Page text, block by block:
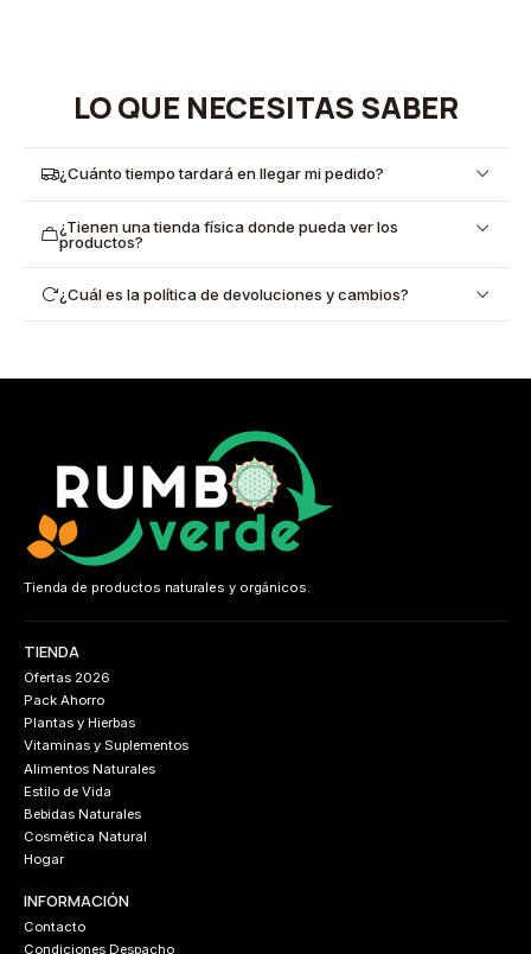
LO QUE NECESITAS SABER
¿Cuánto tiempo tardará en llegar mi pedido?
¿Tienen una tienda física donde pueda ver los
productos?
¿Cuál es la política de devoluciones y cambios?
Tienda de productos naturales y orgánicos.
TIENDA
Ofertas 2026
Pack Ahorro
Plantas y Hierbas
Vitaminas y Suplementos
Alimentos Naturales
Estilo de Vida
Bebidas Naturales
Cosmética Natural
Hogar
INFORMACIÓN
Contacto
Condiciones Despacho